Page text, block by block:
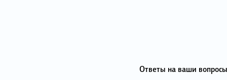
Ответы на ваши